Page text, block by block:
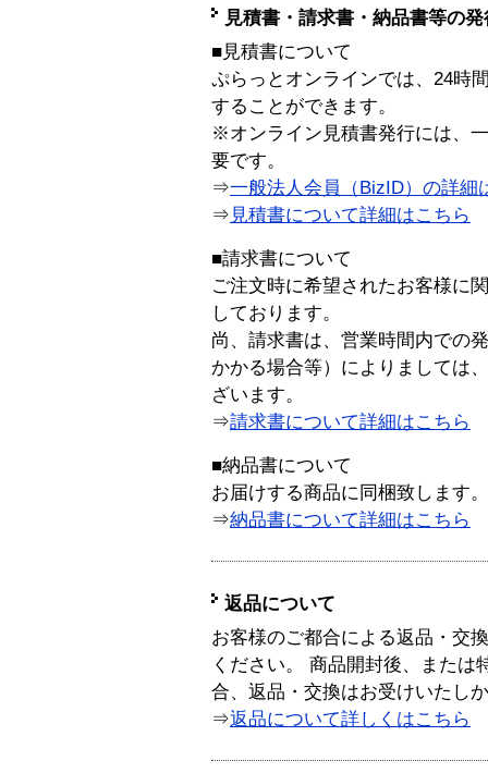
見積書・請求書・納品書等の
■見積書について
ぷらっとオンラインでは、24時
することができます。
※オンライン見積書発行には、
要です。
⇒一般法人会員（BizID）の詳細
⇒ 見積書について詳細はこちら
■請求書について
ご注文時に希望されたお客様に
しております。
尚、請求書は、営業時間内での
かかる場合等）によりましては
ざいます。
⇒請求書について詳細はこちら
■納品書について
お届けする商品に同梱致します。
⇒納品書について詳細はこちら
返品について
お客様のご都合による返品・交
ください。 商品開封後、または
合、返品・交換はお受けいたし
⇒返品について詳しくはこちら